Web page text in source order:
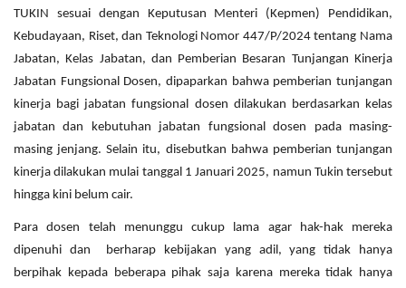
TUKIN sesuai dengan Keputusan Menteri (Kepmen) Pendidikan,
Kebudayaan, Riset, dan Teknologi Nomor 447/P/2024 tentang Nama
Jabatan, Kelas Jabatan, dan Pemberian Besaran Tunjangan Kinerja
Jabatan Fungsional Dosen, dipaparkan bahwa pemberian tunjangan
kinerja bagi jabatan fungsional dosen dilakukan berdasarkan kelas
jabatan dan kebutuhan jabatan fungsional dosen pada masing-
masing jenjang. Selain itu, disebutkan bahwa pemberian tunjangan
kinerja dilakukan mulai tanggal 1 Januari 2025, namun Tukin tersebut
hingga kini belum cair.
Para dosen telah menunggu cukup lama agar hak-hak mereka
dipenuhi dan berharap kebijakan yang adil, yang tidak hanya
berpihak kepada beberapa pihak saja karena mereka tidak hanya